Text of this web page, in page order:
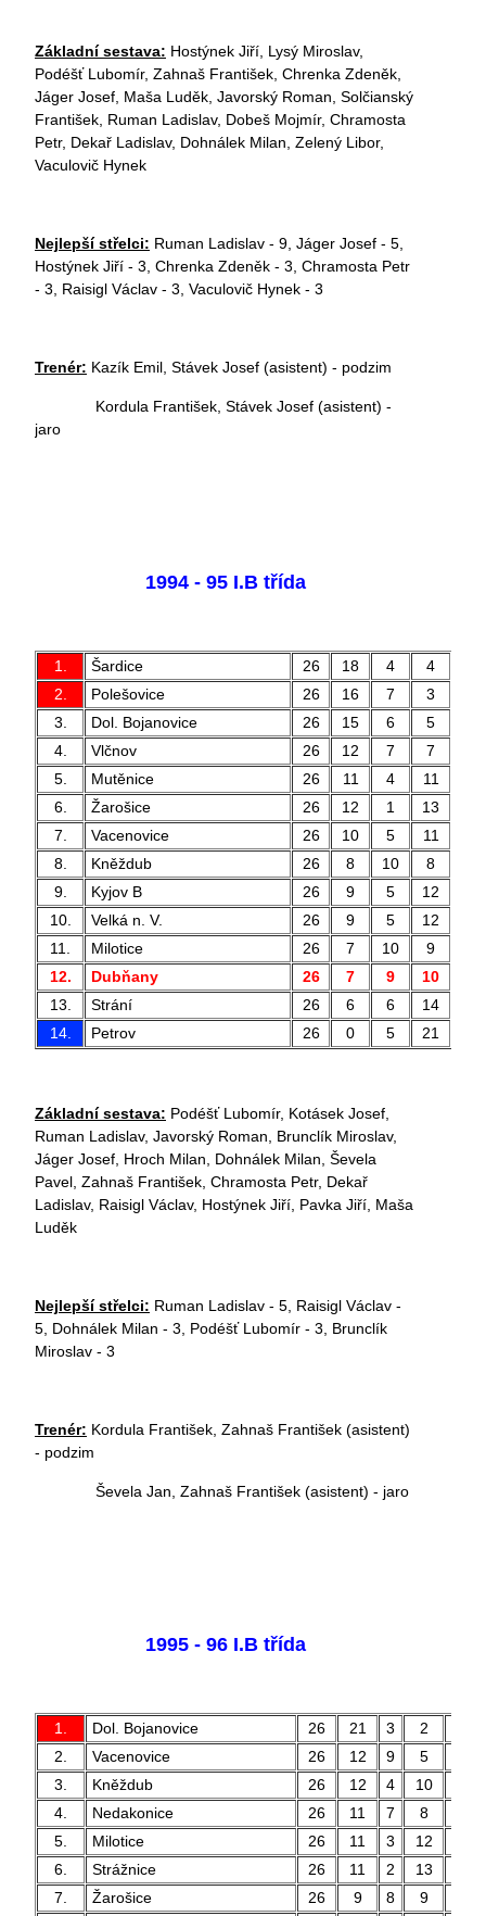
Základní sestava: Hostýnek Jiří, Lysý Miroslav,
Podéšť Lubomír, Zahnaš František, Chrenka Zdeněk,
Jáger Josef, Maša Luděk, Javorský Roman, Solčianský
František, Ruman Ladislav, Dobeš Mojmír, Chramosta
Petr, Dekař Ladislav, Dohnálek Milan, Zelený Libor,
Vaculovič Hynek
Nejlepší střelci: Ruman Ladislav - 9, Jáger Josef - 5,
Hostýnek Jiří - 3, Chrenka Zdeněk - 3, Chramosta Petr
- 3, Raisigl Václav - 3, Vaculovič Hynek - 3
Trenér: Kazík Emil, Stávek Josef (asistent) - podzim
Kordula František, Stávek Josef (asistent) -
jaro
1994 - 95 I.B třída
1. Šardice 26 18 4 4
2.
Polešovice 26 16 7 3
3.
Dol. Bojanovice 26 15 6 5
4.
Vlčnov 26 12 7 7
5.
Mutěnice 26 11 4 11
6.
Žarošice 26 12 1 13
7.
Vacenovice 26 10 5 11
8.
Kněždub 26 8 10 8
9.
Kyjov B 26 9 5 12
10.
Velká n. V. 26 9 5 12
11.
Milotice 26 7 10 9
12.
Dubňany 26 7 9 10
13.
Strání 26 6 6 14
14.
Petrov 26 0 5 21
Základní sestava: Podéšť Lubomír, Kotásek Josef,
Ruman Ladislav, Javorský Roman, Brunclík Miroslav,
Jáger Josef, Hroch Milan, Dohnálek Milan, Ševela
Pavel, Zahnaš František, Chramosta Petr, Dekař
Ladislav, Raisigl Václav, Hostýnek Jiří, Pavka Jiří, Maša
Luděk
Nejlepší střelci: Ruman Ladislav - 5, Raisigl Václav -
5, Dohnálek Milan - 3, Podéšť Lubomír - 3, Brunclík
Miroslav - 3
Trenér: Kordula František, Zahnaš František (asistent)
- podzim
Ševela Jan, Zahnaš František (asistent) - jaro
1995 - 96 I.B třída
1. Dol. Bojanovice 26 21 3 2
2.
Vacenovice 26 12 9 5
3.
Kněždub 26 12 4 10
4.
Nedakonice 26 11 7 8
5.
Milotice 26 11 3 12
6.
Strážnice 26 11 2 13
7.
Žarošice 26 9 8 9